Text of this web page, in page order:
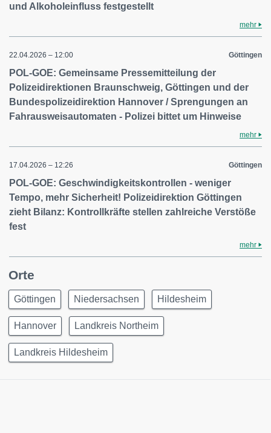
und Alkoholeinfluss festgestellt
mehr
22.04.2026 – 12:00 Göttingen
POL-GOE: Gemeinsame Pressemitteilung der
Polizeidirektionen Braunschweig, Göttingen und der
Bundespolizeidirektion Hannover / Sprengungen an
Fahrausweisautomaten - Polizei bittet um Hinweise
mehr
17.04.2026 – 12:26 Göttingen
POL-GOE: Geschwindigkeitskontrollen - weniger
Tempo, mehr Sicherheit! Polizeidirektion Göttingen
zieht Bilanz: Kontrollkräfte stellen zahlreiche Verstöße
fest
mehr
Orte
Göttingen Niedersachsen Hildesheim
Hannover Landkreis Northeim
Landkreis Hildesheim